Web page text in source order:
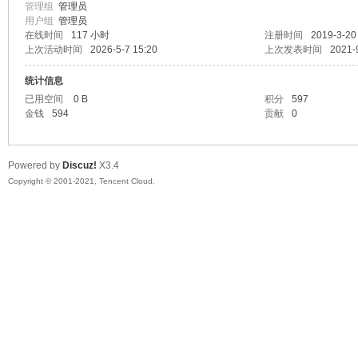
微
管理组 管理员
用户组 管理员
在线时间
117 小时 注册时间
2019-3-
上次活动时间
2026-5-7 15:20 上次发表时间 2021-
统计信息
已用空间
0 B 积分
597
金钱
594 贡献 0
Powered by Discuz! X3.4
Copyright © 2001-2021, Tencent Cloud.